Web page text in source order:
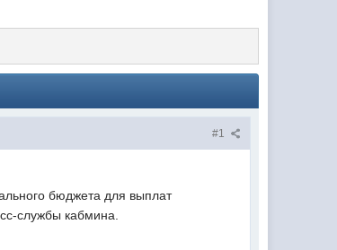
#1
бюджета для выплат
службы кабмина.